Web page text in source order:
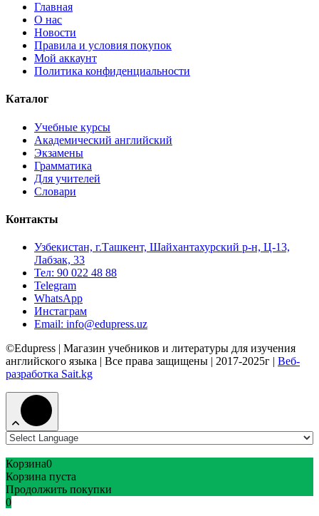
Главная
О нас
Новости
Правила и условия покупок
Мой аккаунт
Политика конфиденциальности
Каталог
Учебные курсы
Академический английский
Экзамены
Грамматика
Для учителей
Словари
Контакты
Узбекистан, г.Ташкент, Шайхантахурский р-н, Ц-13,
Лабзак, 33
Тел: 90 022 48 88
Telegram
WhatsApp
Инстаграм
Email: info@edupress.uz
©Edupress | Магазин учебников и литературы для изучения
английского языка | Все права защищены | 2017-2025г | Веб-
разработка Sait.kg
Корзина0
Корзина пуста
Продолжить покупки
0